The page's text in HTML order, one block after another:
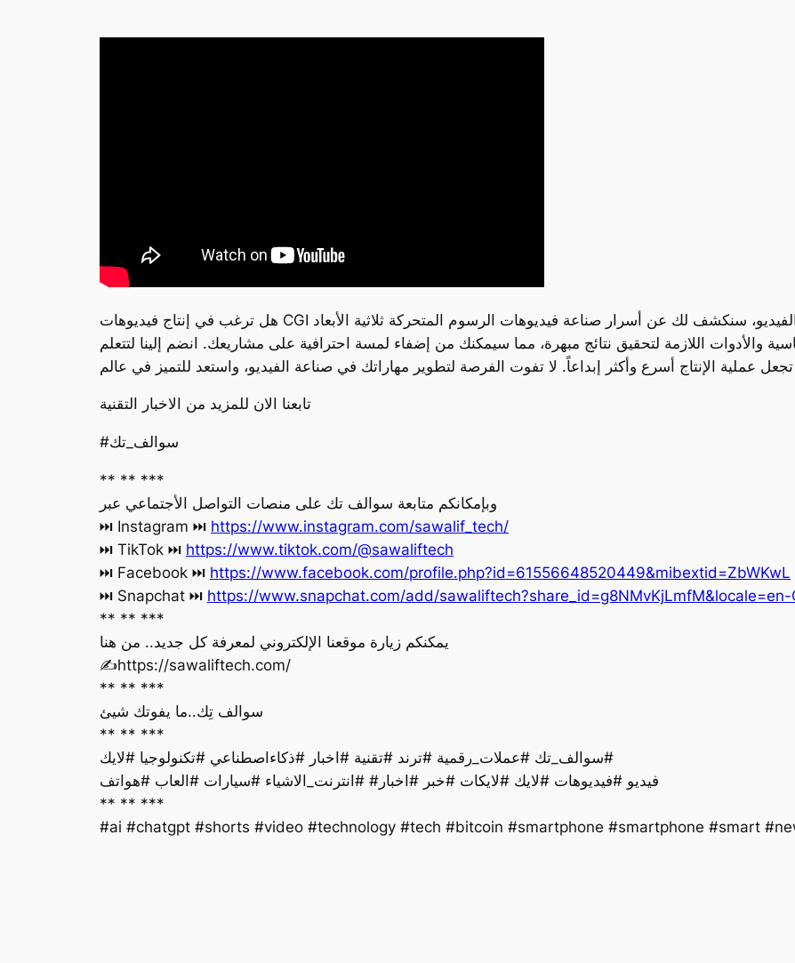
هل ترغب في إنتاج فيديوهات CGI احترافية ولكنك تجد العملية معقدة؟ في هذا الفيديو، سنكشف لك عن أسرار صناعة فيديوهات الرسوم المتحركة ثلاثية الأبعاد
والأدوات اللازمة لتحقيق نتائج مبهرة، مما سيمكنك من إضفاء لمسة احترافية على مشاريعك. انضم إلينا لتتعلم
تابعنا الان للمزيد من الاخبار التقنية
#سوالف_تك
** ** ***
وبإمكانكم متابعة سوالف تك على منصات التواصل الأجتماعي عبر
‏⏭ Instagram ⏭ https://www.instagram.com/sawalif_tech/
‏⏭ TikTok ⏭ https://www.tiktok.com/@sawaliftech
‏⏭ Facebook ⏭ https://www.facebook.com/profile.php?id=61556648520449&mibextid=ZbWKwL
‏⏭ Snapchat ⏭ https://www.snapchat.com/add/sawaliftech?share_id=g8NMvKjLmfM&locale=en-
** ** ***
يمكنكم زيارة موقعنا الإلكتروني لمعرفة كل جديد.. من هنا
‏✍️https://sawaliftech.com/
** ** ***
سوالف تِك..ما يفوتك شيئ
** ** ***
سوالف_تك #عملات_رقمية #ترند #تقنية #اخبار #ذكاءاصطناعي #تكنولوجيا #لايك#
فيديو #فيديوهات #لايك #لايكات #خبر #اخبار# #انترنت_الاشياء #سيارات #العاب #هواتف
** ** ***
#ai #chatgpt #shorts #video #technology #tech #bitcoin #smartphone #smartphone #smart